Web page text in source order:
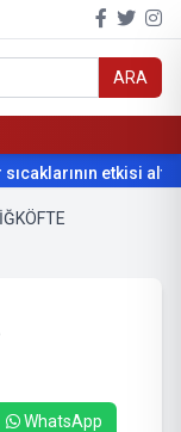
ARA
etkisi
WhatsApp